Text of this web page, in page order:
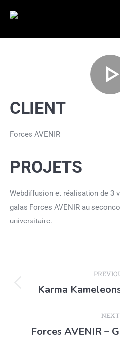
CLIENT
Forces AVENIR
PROJETS
Webdiffusion et réalisation de 3
galas Forces AVENIR au
universitaire.
Karma
NEXT
Forces AVENIR –